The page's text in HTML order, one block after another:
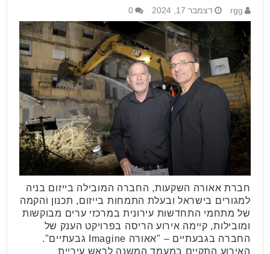
rgg דצמבר 17, 2024 0
חברת אאורה השקעות, החברה המובילה בייזום בניה
למגורים בישראל ובעלת התמחות בייזום, תכנון והקמה
של מתחמי התחדשות עירונית במרכזי ערים מבוקשות
ומובילות, קיימה אירוע הריסה בפרויקט הענק של
החברה בגבעתיים – "אאורה Imagine גבעתיים".
האירוע התקיים במעמד המשנה לראש עיריית